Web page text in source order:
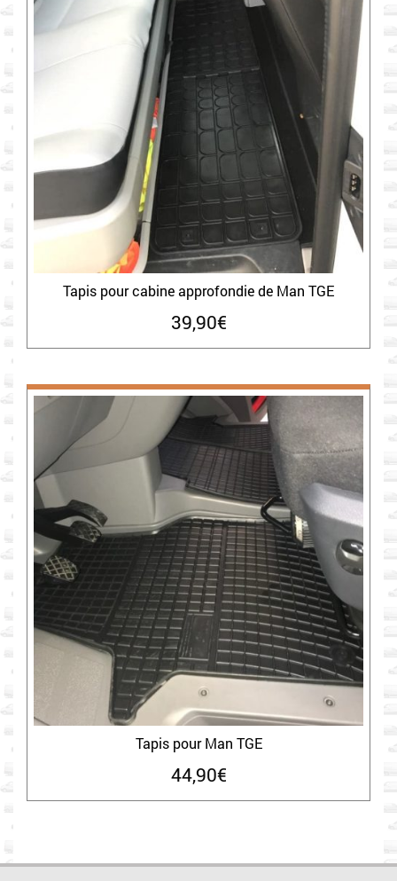
Tapis pour cabine approfondie de Man TGE
39,90€
Tapis pour Man TGE
44,90€